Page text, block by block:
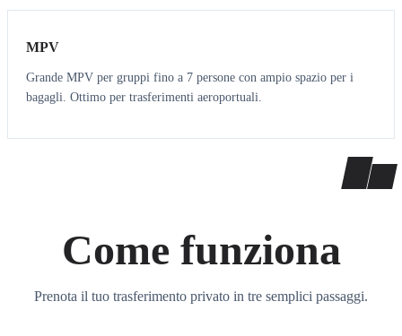
MPV
Grande MPV per gruppi fino a 7 persone con ampio spazio per i
bagagli. Ottimo per trasferimenti aeroportuali.
Come funziona
Prenota il tuo trasferimento privato in tre semplici passaggi.